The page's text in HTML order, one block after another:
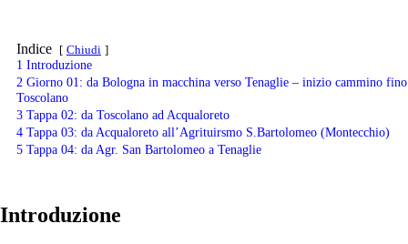
Indice Chiudi
1 Introduzione
2 Giorno 01: da Bologna in macchina verso Tenaglie – inizio cammino
Toscolano
3 Tappa 02: da Toscolano ad Acqualoreto
4 Tappa 03: da Acqualoreto all’Agrituirsmo S.Bartolomeo (Montecchio)
5 Tappa 04: da Agr. San Bartolomeo a Tenaglie
Introduzione